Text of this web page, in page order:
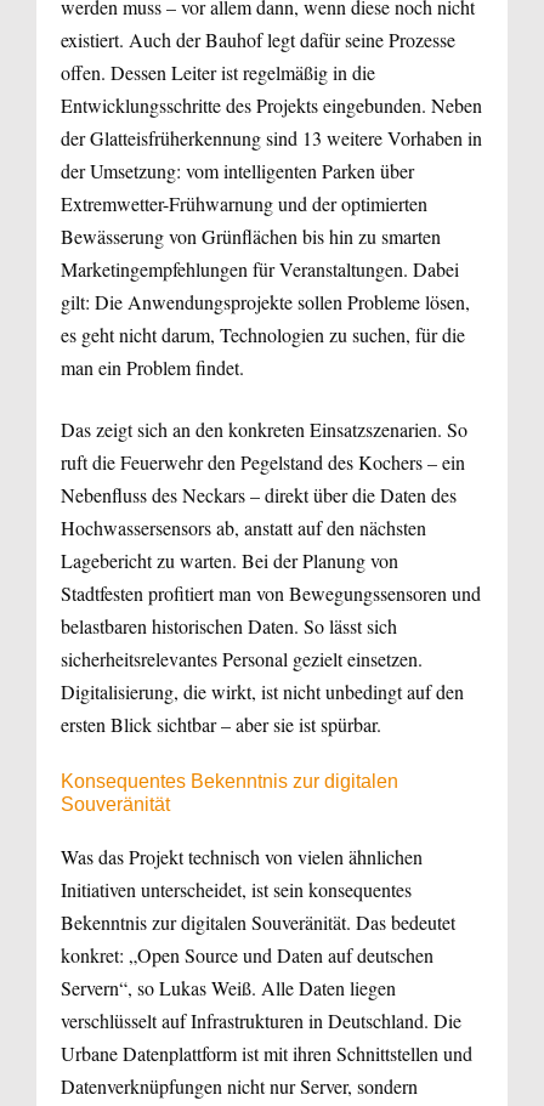
werden muss – vor allem dann, wenn diese noch nicht
existiert. Auch der Bauhof legt dafür seine Prozesse
offen. Dessen Leiter ist regelmäßig in die
Entwicklungsschritte des Projekts eingebunden. Neben
der Glatteisfrüherkennung sind 13 weitere Vorhaben in
der Umsetzung: vom intelligenten Parken über
Extremwetter-Frühwarnung und der optimierten
Bewässerung von Grünflächen bis hin zu smarten
Marketingempfehlungen für Veranstaltungen. Dabei
gilt: Die Anwendungsprojekte sollen Probleme lösen,
es geht nicht darum, Technologien zu suchen, für die
man ein Problem findet.
Das zeigt sich an den konkreten Einsatzszenarien. So
ruft die Feuerwehr den Pegelstand des Kochers – ein
Nebenfluss des Neckars – direkt über die Daten des
Hochwassersensors ab, anstatt auf den nächsten
Lagebericht zu warten. Bei der Planung von
Stadtfesten profitiert man von Bewegungssensoren und
belastbaren historischen Daten. So lässt sich
sicherheitsrelevantes Personal gezielt einsetzen.
Digitalisierung, die wirkt, ist nicht unbedingt auf den
ersten Blick sichtbar – aber sie ist spürbar.
Konsequentes Bekenntnis zur digitalen
Souveränität
Was das Projekt technisch von vielen ähnlichen
Initiativen unterscheidet, ist sein konsequentes
Bekenntnis zur digitalen Souveränität. Das bedeutet
konkret: „Open Source und Daten auf deutschen
Servern“, so Lukas Weiß. Alle Daten liegen
verschlüsselt auf Infrastrukturen in Deutschland. Die
Urbane Datenplattform ist mit ihren Schnittstellen und
Datenverknüpfungen nicht nur Server, sondern